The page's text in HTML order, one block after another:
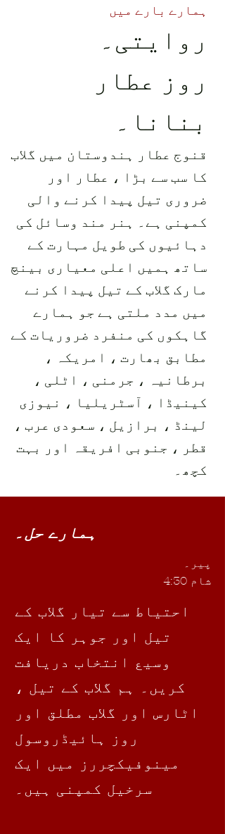
ہمارے بارے میں
روایتی۔
روز عطار
بنانا۔
قنوج عطار ہندوستان میں گلاب
کا سب سے بڑا ، عطار اور
ضروری تیل پیدا کرنے والی
کمپنی ہے۔ ہنر مند وسائل کی
دہائیوں کی طویل مہارت کے
ساتھ ہمیں اعلی معیاری بینچ
مارک گلاب کے تیل پیدا کرنے
میں مدد ملتی ہے جو ہمارے
گاہکوں کی منفرد ضروریات کے
مطابق بھارت ، امریکہ ،
برطانیہ ، جرمنی ، اٹلی ،
کینیڈا ، آسٹریلیا ، نیوزی
لینڈ ، برازیل ، سعودی عرب ،
قطر ، جنوبی افریقہ اور بہت
کچھ۔
ہمارے حل۔
پیر۔
شام 4:30
احتیاط سے تیار گلاب کے
تیل اور جوہر کا ایک
وسیع انتخاب دریافت
کریں۔ ہم گلاب کے تیل ،
اٹارس اور گلاب مطلق اور
روز ہائیڈروسول
مینوفیکچررز میں ایک
سرخیل کمپنی ہیں۔